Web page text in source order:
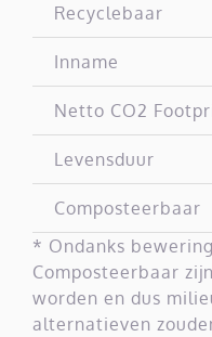
Recyclebaar
Inname
Netto CO2
Levensduur
Composteerbaar
* Ondanks
Composteerbaar
worden en dus
alternatieven